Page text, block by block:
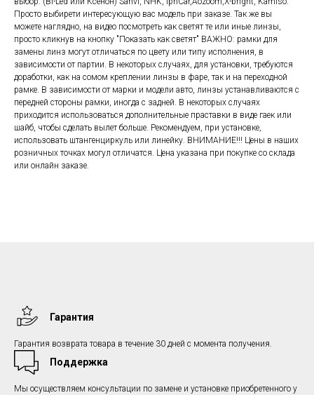
Просто выбирети интересующую вас модель при заказе. Так же вы
можете наглядно, на видео посмотреть как светят те или иные линзы,
просто кликнув на кнопку "Показать как светят" ВАЖНО: рамки для
замены линз могут отличаться по цвету или типу исполнения, в
зависимости от партии. В некоторых случаях, для установки, требуются
доработки, как на сомом креплении линзы в фаре, так и на переходной
рамке. В зависимости от марки и модели авто, линзы устанавливаются с
передней стороны рамки, иногда с задней. В некоторых случаях
приходится использоваться дополнительные праставки в виде гаек или
шайб, чтобы сделать вылет больше. Рекомендуем, при установке,
использовать штангенциркуль или линейку. ВНИМАНИЕ!!! Цены в наших
розничных точках могул отличатся. Цена указана при покупке со склада
или онлайн заказе.
Гарантия
Гарантия возврата товара в течение 30 дней с момента получения.
Поддержка
Мы осуществляем консультации по замене и установке приобретенного у